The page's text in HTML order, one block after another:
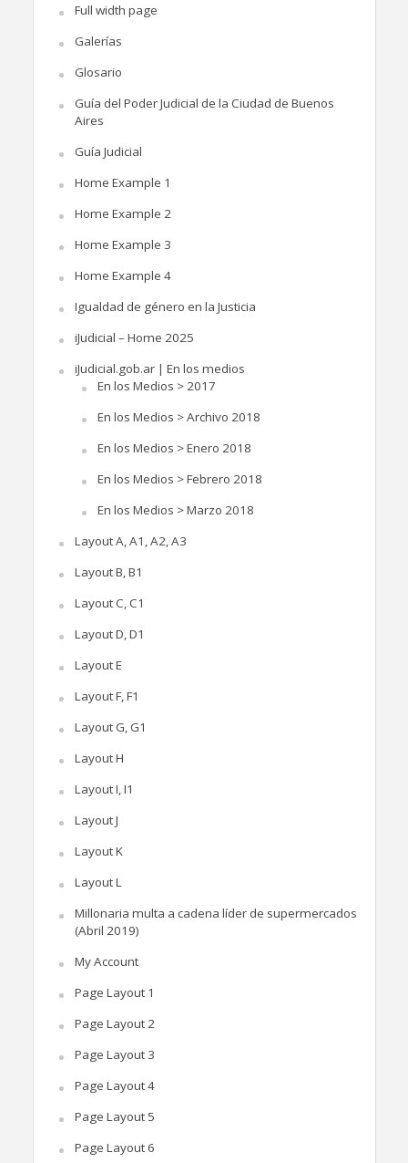
Full width page
Galerías
Glosario
Guía del Poder Judicial de la Ciudad de Buenos
Aires
Guía Judicial
Home Example 1
Home Example 2
Home Example 3
Home Example 4
Igualdad de género en la Justicia
iJudicial – Home 2025
iJudicial.gob.ar | En los medios
En los Medios > 2017
En los Medios > Archivo 2018
En los Medios > Enero 2018
En los Medios > Febrero 2018
En los Medios > Marzo 2018
Layout A, A1, A2, A3
Layout B, B1
Layout C, C1
Layout D, D1
Layout E
Layout F, F1
Layout G, G1
Layout H
Layout I, I1
Layout J
Layout K
Layout L
Millonaria multa a cadena líder de supermercados
(Abril 2019)
My Account
Page Layout 1
Page Layout 2
Page Layout 3
Page Layout 4
Page Layout 5
Page Layout 6